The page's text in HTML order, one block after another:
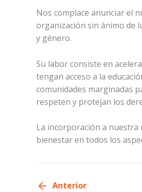
Nos complace anunciar el
organización sin ánimo de
y género.
Su labor consiste en
tengan acceso a la
comunidades marginadas
respeten y protejan los
La incorporación a nuestra
bienestar en todos los
Anterior